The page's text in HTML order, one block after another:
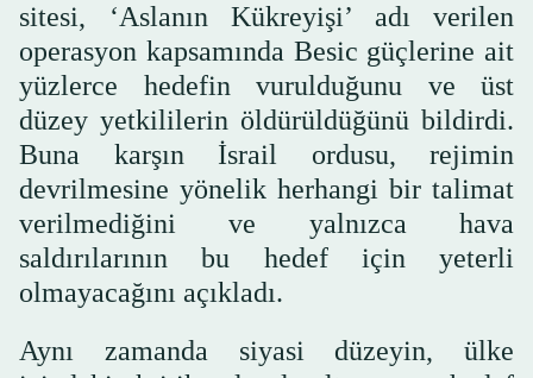
sitesi, ‘Aslanın Kükreyişi’ adı verilen
operasyon kapsamında Besic güçlerine ait
yüzlerce hedefin vurulduğunu ve üst
düzey yetkililerin öldürüldüğünü bildirdi.
Buna karşın İsrail ordusu, rejimin
devrilmesine yönelik herhangi bir talimat
verilmediğini ve yalnızca hava
saldırılarının bu hedef için yeterli
olmayacağını açıkladı.
Aynı zamanda siyasi düzeyin, ülke